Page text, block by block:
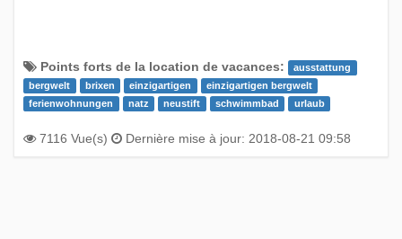
Points forts de la location de vacances:
ausstattung
bergwelt
brixen einzigartigen
einzigartigen bergwelt
ferienwohnungen
natz neustift schwimmbad urlaub
7116 Vue(s) Dernière mise à jour: 2018-08-21 09:58